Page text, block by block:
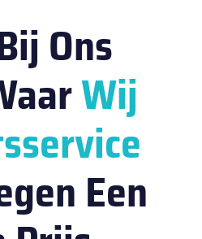
Ons
Wij
Een